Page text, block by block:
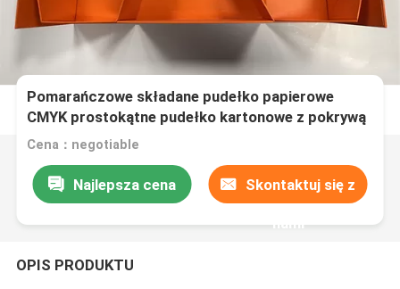
Pomarańczowe składane pudełko papierowe
CMYK prostokątne pudełko kartonowe z pokrywą
Cena：negotiable
Najlepsza cena Skontaktuj się z
nami
OPIS PRODUKTU